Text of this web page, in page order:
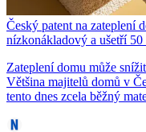
Český patent na zateplení
nízkonákladový a ušetří 50
Zateplení domu může
Většina majitelů domů v
tento dnes zcela běžný